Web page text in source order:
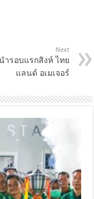
Next
ำรอบแรกสิงห์ ไทย
แลนด์ อเมเจอร์